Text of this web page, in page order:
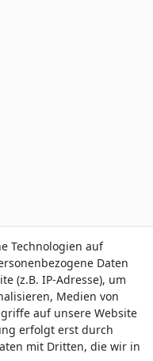
Technologien auf
Daten
(z.B. IP-Adresse), um
Medien von
auf unsere Website
erfolgt erst durch
mit Dritten, die wir in